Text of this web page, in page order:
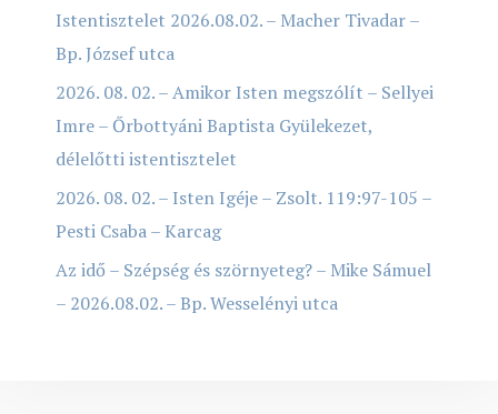
Istentisztelet 2026.08.02. – Macher Tivadar –
Bp. József utca
2026. 08. 02. – Amikor Isten megszólít – Sellyei
Imre – Őrbottyáni Baptista Gyülekezet,
délelőtti istentisztelet
2026. 08. 02. – Isten Igéje – Zsolt. 119:97-105 –
Pesti Csaba – Karcag
Az idő – Szépség és szörnyeteg? – Mike Sámuel
– 2026.08.02. – Bp. Wesselényi utca